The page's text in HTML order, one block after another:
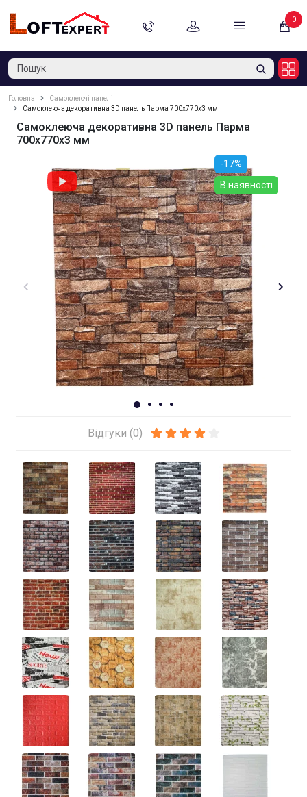
0
Головна
Самоклеючі панелі
Самоклеюча декоративна 3D панель Парма 700x770x3 мм
Самоклеюча декоративна 3D панель Парма
700x770x3 мм
-17%
В наявності
Відгуки (0)